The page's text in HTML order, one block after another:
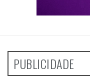
PUBLICIDADE